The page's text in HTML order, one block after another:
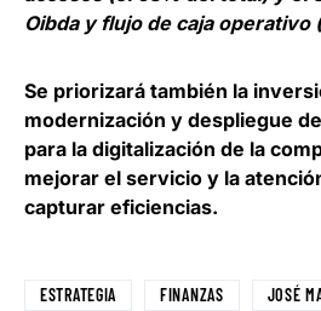
Oibda y flujo de caja operativo
Se priorizará también la
modernización y despliegue
para la digitalización de la
mejorar el servicio y la
capturar eficiencias.
ESTRATEGIA FINANZAS JOSÉ